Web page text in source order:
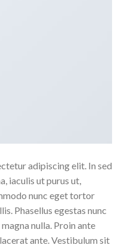
adipiscing elit. In sed
iaculis ut purus ut,
nunc eget tortor
Phasellus egestas nunc
nulla. Proin ante
ante. Vestibulum sit